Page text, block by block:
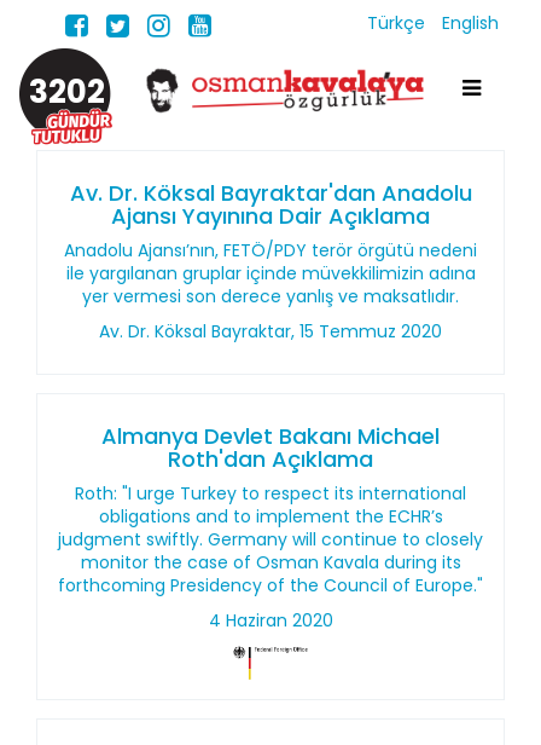
Türkçe English
3202
Av. Dr. Köksal Bayraktar'dan Anadolu
Ajansı Yayınına Dair Açıklama
Anadolu Ajansı’nın, FETÖ/PDY terör örgütü nedeni
ile yargılanan gruplar içinde müvekkilimizin adına
yer vermesi son derece yanlış ve maksatlıdır.
Av. Dr. Köksal Bayraktar, 15 Temmuz 2020
Almanya Devlet Bakanı Michael
Roth'dan Açıklama
Roth: "I urge Turkey to respect its international
obligations and to implement the ECHR’s
judgment swiftly. Germany will continue to closely
monitor the case of Osman Kavala during its
forthcoming Presidency of the Council of Europe."
4 Haziran 2020